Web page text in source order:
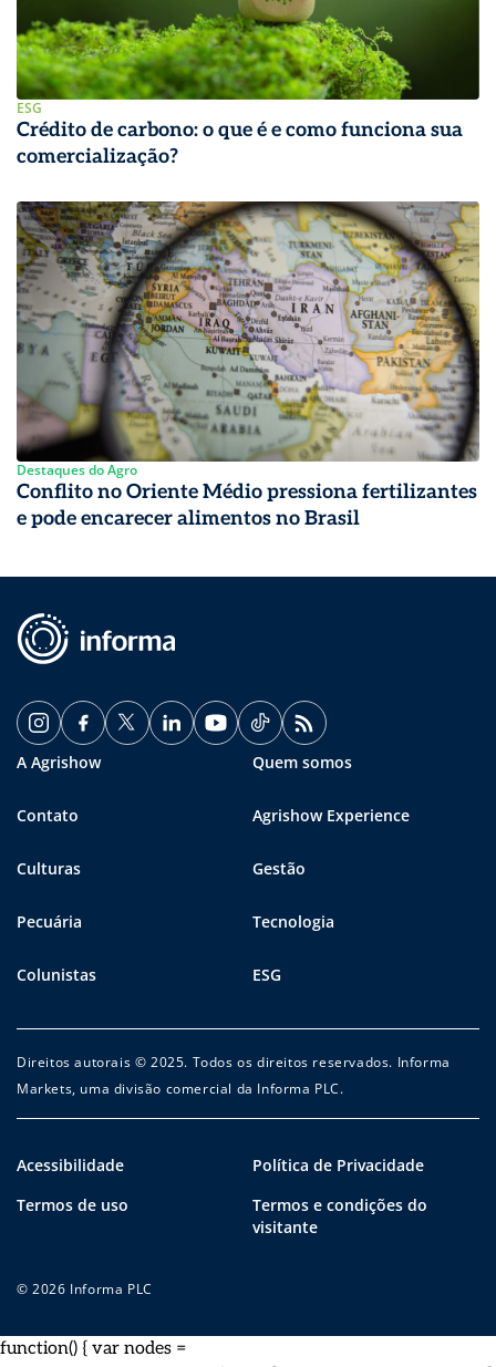
ESG
Crédito de carbono: o que é e como funciona sua
comercialização?
Destaques do Agro
Conflito no Oriente Médio pressiona fertilizantes
e pode encarecer alimentos no Brasil
A Agrishow Quem somos
Contato Agrishow Experience
Culturas Gestão
Pecuária Tecnologia
Colunistas ESG
Direitos autorais © 2025. Todos os direitos reservados. Informa
Markets, uma divisão comercial da Informa PLC.
Acessibilidade
Política de Privacidade
Termos de uso
Termos e condições do
visitante
© 2026 Informa PLC
function() { var nodes =